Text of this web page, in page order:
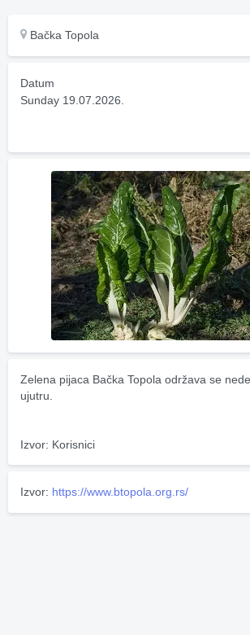
Bačka Topola
Datum
Sunday 19.07.2026.
Zelena pijaca Bačka Topola održava se
ujutru.
Izvor: Korisnici
Izvor: https://www.btopola.org.rs/